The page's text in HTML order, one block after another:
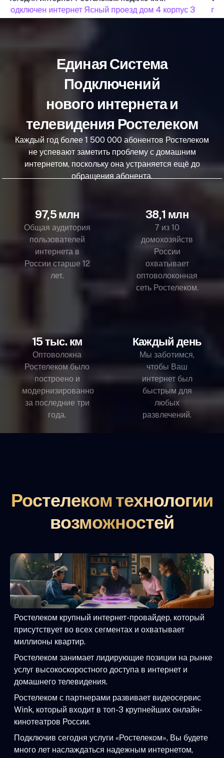
подключен интернет Ясный проезд дом 4 корпус 3
Единая Система
Подключений
нового интернета и
телевидения Ростелеком
Каждый год более 1 500 000 абонентов Ростелеком
не успевают заметить проблему с домашним
интернетом, поскольку она устраняется ещё до
обращения абонента.
97,5 млн
Общая аудитория
пользователей
интернета в
России старше 12
лет.
38,1 млн
7 из 10
домохозяйств
России
охватывает
оптоволоконная
сеть Ростелеком.
15 тыс. км
Оптоволокна
Ростелеком было
построено и
модернизированно
за последние три
года.
Каждый день
Мы заботимся,
чтобы Ваш
интернет был
быстрым для
любых
развлечений.
Ростелеком технологии
возможностей
Ростелеком крупный интернет-провайдер, который
присутствует во всех сегментах и охватывает
миллионы квартир.
Ростелеком занимает лидирующие позиции на рынке
услуг высокоскоростного доступа в интернет и
домашнего телевидения.
Ростелеком с партнерами развивает видеосервис
Wink, который входит в топ-3 крупнейших онлайн-
кинотеатров России.
Подключив сегодня услуги «Ростелеком», Вы будете
много лет наслаждаться надежным интернетом,